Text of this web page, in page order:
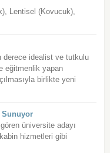
Lentisel (Kovucuk),
derece idealist ve tutkulu
eğitmenlik yapan
birlikte yeni
Sunuyor
üniversite adayı
hizmetleri gibi